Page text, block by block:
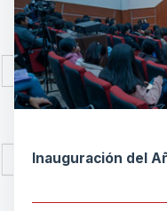
Inauguración del